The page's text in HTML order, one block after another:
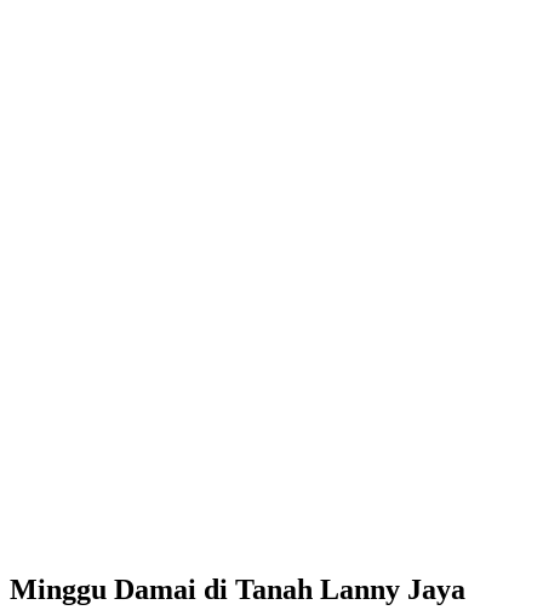
Minggu Damai di Tanah Lanny Jaya